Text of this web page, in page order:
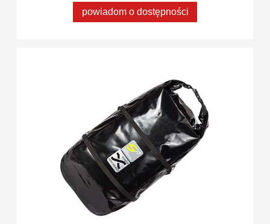
powiadom o dostępności